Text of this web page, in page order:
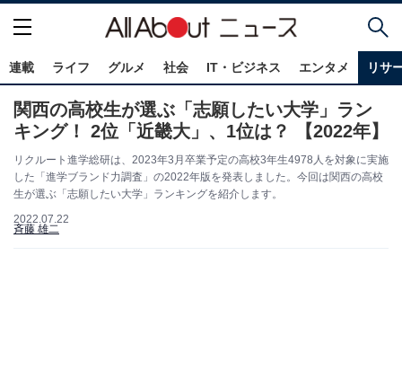
連載 ライフ グルメ 社会 IT・ビジネス エンタメ リサ
関西の高校生が選ぶ「志願したい大学」ラン
キング！ 2位「近畿大」、1位は？ 【2022年】
リクルート進学総研は、2023年3月卒業予定の高校3年生4978人を対象に実施
した「進学ブランド力調査」の2022年版を発表しました。今回は関西の高校
生が選ぶ「志願したい大学」ランキングを紹介します。
2022.07.22
斉藤 雄二